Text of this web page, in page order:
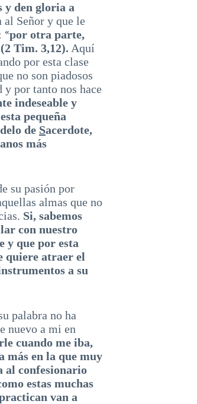
y den gloria a
al Señor y que le
«por otra parte,
Tim. 3,12). Aquí
por esta clase
no son piadosos
y por tanto nos hace
indeseable y
pequeña
de Sacerdote,
más
su pasión por
almas que no
Si, sabemos
con nuestro
y que por esta
quiere atraer el
a su
palabra no ha
nuevo a mi en
cuando me iba,
más en la que muy
al confesionario
estas muchas
van a